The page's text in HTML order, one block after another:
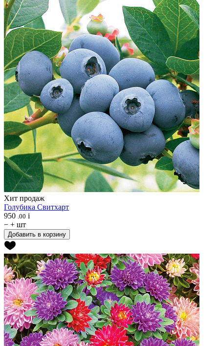
Хит продаж
Голубика Свитхарт
950 .00 i
− + шт
Добавить в корзину